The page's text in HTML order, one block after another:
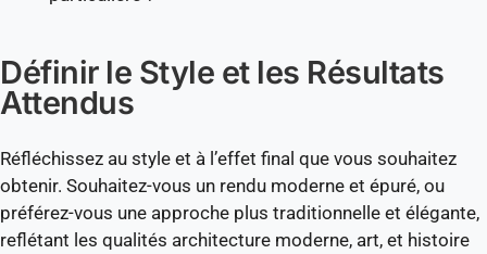
Définir le Style et les Résultats
Attendus
Réfléchissez au style et à l’effet final que vous souhaitez
obtenir. Souhaitez-vous un rendu moderne et épuré, ou
préférez-vous une approche plus traditionnelle et élégante,
reflétant les qualités architecture moderne, art, et histoire